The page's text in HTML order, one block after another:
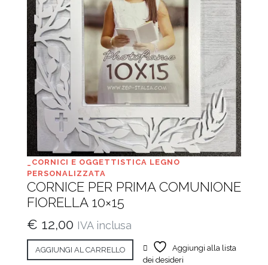
_CORNICI E OGGETTISTICA LEGNO
PERSONALIZZATA
CORNICE PER PRIMA COMUNIONE
FIORELLA 10×15
€ 12,00 IVA inclusa
AGGIUNGI AL CARRELLO
Aggiungi alla lista
dei desideri